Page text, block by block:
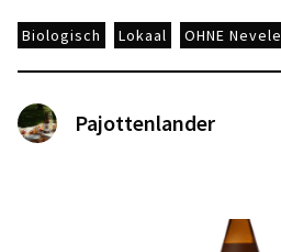
Biologisch Lokaal OHNE Nevele
Pajottenlander